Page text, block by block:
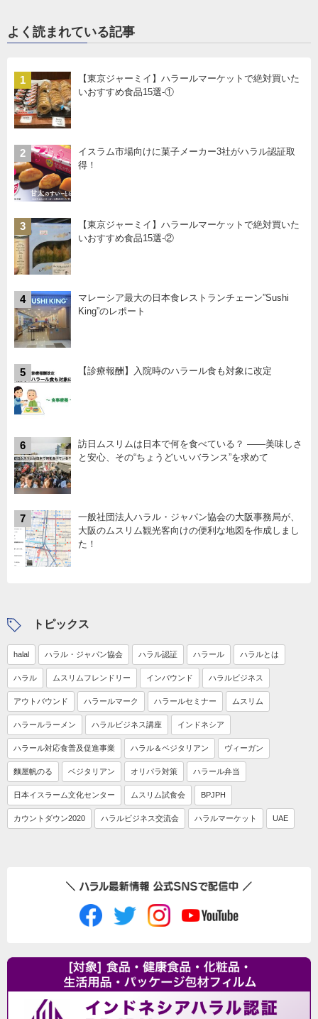
よく読まれている記事
1
【東京ジャーミイ】ハラールマーケットで絶対買いた
いおすすめ食品15選-①
2
イスラム市場向けに菓子メーカー3社がハラル認証取
得！
3
【東京ジャーミイ】ハラールマーケットで絶対買いた
いおすすめ食品15選-②
4
マレーシア最大の日本食レストランチェーン”Sushi
King”のレポート
5 【診療報酬】入院時のハラール食も対象に改定
6
訪日ムスリムは日本で何を食べている？ ――美味しさ
と安心、その“ちょうどいいバランス”を求めて
7
一般社団法人ハラル・ジャパン協会の大阪事務局が、
大阪のムスリム観光客向けの便利な地図を作成しまし
た！
トピックス
halal ハラル・ジャパン協会 ハラル認証 ハラール ハラルとは
ハラル ムスリムフレンドリー インバウンド ハラルビジネス
アウトバウンド ハラールマーク ハラールセミナー ムスリム
ハラールラーメン ハラルビジネス講座 インドネシア
ハラール対応食普及促進事業 ハラル＆ベジタリアン ヴィーガン
麵屋帆のる ベジタリアン オリパラ対策 ハラール弁当
日本イスラーム文化センター ムスリム試食会 BPJPH
カウントダウン2020 ハラルビジネス交流会 ハラルマーケット UAE